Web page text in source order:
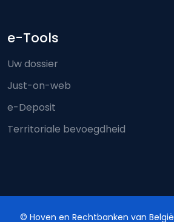
e-Tools
Uw dossier
Just-on-web
e-Deposit
Territoriale bevoegdheid
© Hoven en Rechtbanken van België